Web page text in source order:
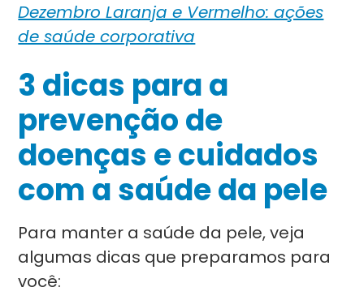
Dezembro Laranja e Vermelho: ações
de saúde corporativa
3 dicas para a
prevenção de
doenças e cuidados
com a saúde da pele
Para manter a saúde da pele, veja
algumas dicas que preparamos para
você: